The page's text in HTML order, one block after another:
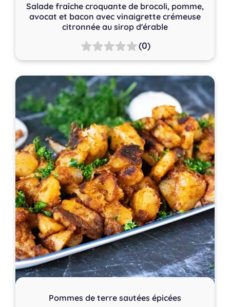
Salade fraîche croquante de brocoli, pomme,
avocat et bacon avec vinaigrette crémeuse
citronnée au sirop d'érable
(0)
Pommes de terre sautées épicées